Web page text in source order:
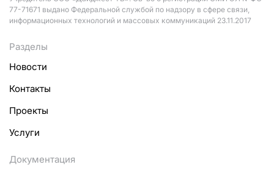
77-71671 выдано Федеральной службой по надзору в сфере связи,
информационных технологий и массовых коммуникаций 23.11.2017
Разделы
Новости
Контакты
Проекты
Услуги
Документация